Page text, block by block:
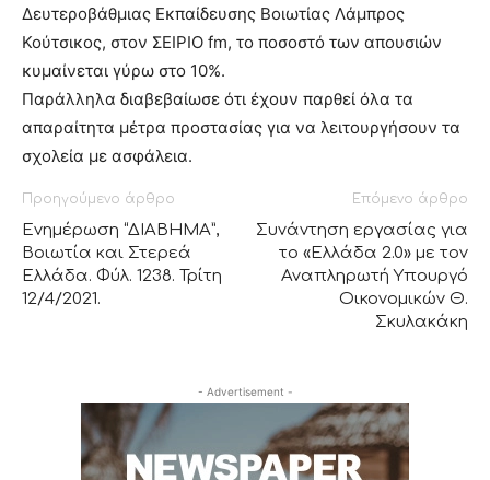
Δευτεροβάθμιας Εκπαίδευσης Βοιωτίας Λάμπρος
Κούτσικος, στον ΣΕΙΡΙΟ fm, το ποσοστό των απουσιών
κυμαίνεται γύρω στο 10%.
Παράλληλα διαβεβαίωσε ότι έχουν παρθεί όλα τα
απαραίτητα μέτρα προστασίας για να λειτουργήσουν τα
σχολεία με ασφάλεια.
Προηγούμενο άρθρο
Ενημέρωση “ΔΙΑΒΗΜΑ”,
Βοιωτία και Στερεά
Ελλάδα. Φύλ. 1238. Τρίτη
12/4/2021.
Επόμενο άρθρο
Συνάντηση εργασίας για
το «Ελλάδα 2.0» με τον
Αναπληρωτή Υπουργό
Οικονομικών Θ.
Σκυλακάκη
- Advertisement -